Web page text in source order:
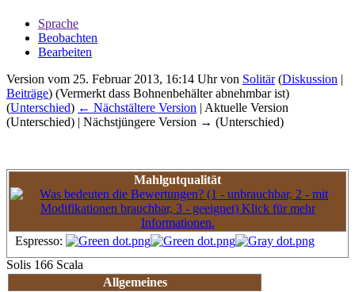
Sprache
Beobachten
Bearbeiten
Version vom 25. Februar 2013, 16:14 Uhr von Solitär (Diskussion |
Beiträge) (Vermerkt dass Bohnenbehälter abnehmbar ist)
(Unterschied) ← Nächstältere Version | Aktuelle Version
(Unterschied) | Nächstjüngere Version → (Unterschied)
Mahlgutqualität
Espresso:
Solis 166 Scala
Allgemeines